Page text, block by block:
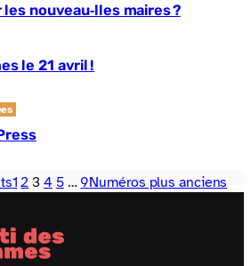
nouveau‐lles maires ?
le 21 avril !
1 2 34 5 … 9Numéros plus anciens